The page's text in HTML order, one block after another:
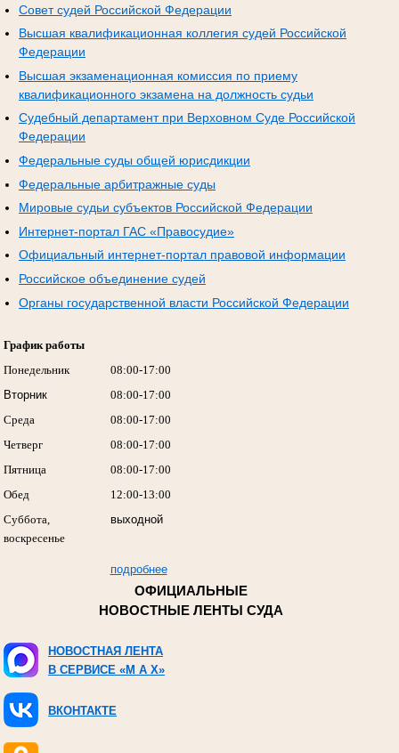
Совет судей Российской Федерации
Высшая квалификационная коллегия судей Российской
Федерации
Высшая экзаменационная комиссия по приему
квалификационного экзамена на должность судьи
Судебный департамент при Верховном Суде Российской
Федерации
Федеральные суды общей юрисдикции
Федеральные арбитражные суды
Мировые судьи субъектов Российской Федерации
Интернет-портал ГАС «Правосудие»
Официальный интернет-портал правовой информации
Российское объединение судей
Органы государственной власти Российской Федерации
График работы
Понедельник
08:00-17:00
Вторник
08:00-17:00
Среда
08:00-17:00
Четверг
08:00-17:00
Пятница
08:00-17:00
Обед
12:00-13:00
Суббота,
воскресенье
выходной
подробнее
ОФИЦИАЛЬНЫЕ
НОВОСТНЫЕ ЛЕНТЫ СУДА
НОВОСТНАЯ ЛЕНТА
В СЕРВИСЕ «M A X»
ВКОНТАКТЕ